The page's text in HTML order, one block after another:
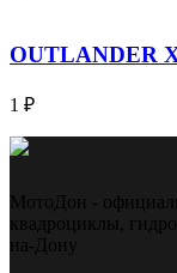
OUTLANDER
1 ₽
МотоДон -
квадроциклы,
на-Дону